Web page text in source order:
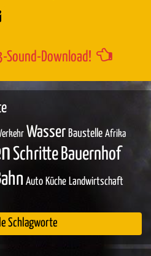
Sound-Download!
Wasser Baustelle Afrika
Schritte Bauernhof
Auto Küche Landwirtschaft
Schlagworte